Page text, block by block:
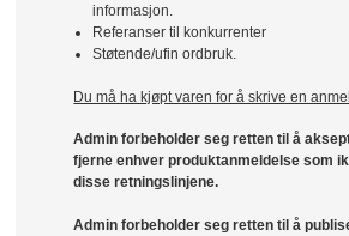
informasjon.
Referanser til konkurrenter
Støtende/ufin ordbruk.
Du må ha kjøpt varen for å skrive en
Admin forbeholder seg retten til å
fjerne enhver produktanmeldelse som
disse retningslinjene.
Admin forbeholder seg retten til å